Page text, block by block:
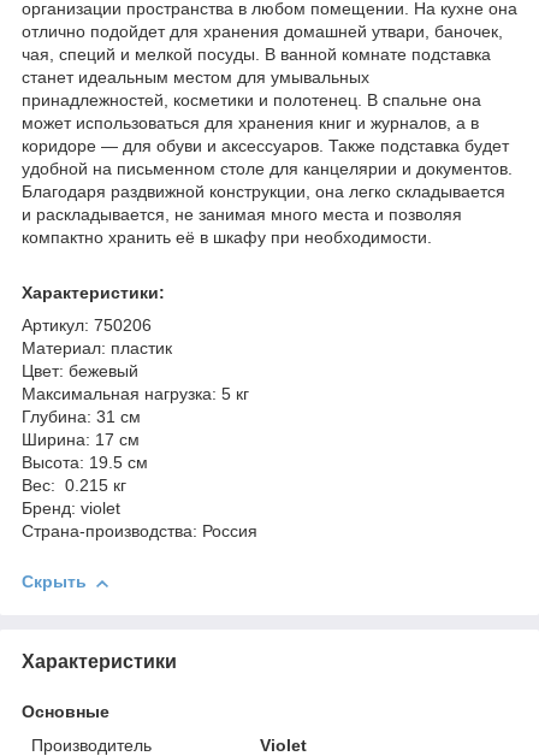
организации пространства в любом помещении. На кухне она
отлично подойдет для хранения домашней утвари, баночек,
чая, специй и мелкой посуды. В ванной комнате подставка
станет идеальным местом для умывальных
принадлежностей, косметики и полотенец. В спальне она
может использоваться для хранения книг и журналов, а в
коридоре — для обуви и аксессуаров. Также подставка будет
удобной на письменном столе для канцелярии и документов.
Благодаря раздвижной конструкции, она легко складывается
и раскладывается, не занимая много места и позволяя
компактно хранить её в шкафу при необходимости.
Характеристики:
Артикул: 750206
Материал: пластик
Цвет: бежевый
Максимальная нагрузка: 5 кг
Глубина: 31 см
Ширина: 17 см
Высота: 19.5 см
Вес: 0.215 кг
Бренд: violet
Страна-производства: Россия
Скрыть
Характеристики
Основные
Производитель
Violet